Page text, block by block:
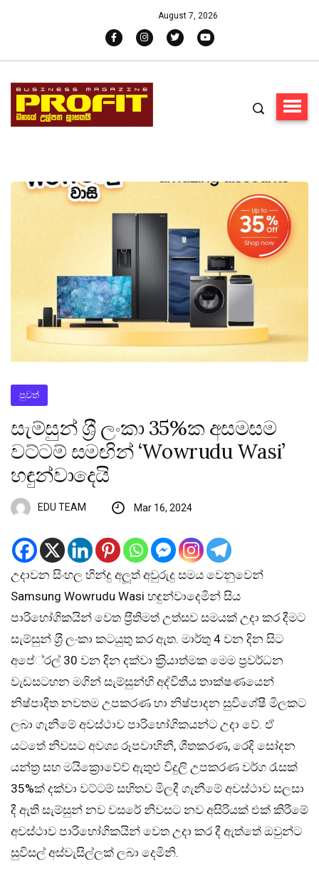
August 7, 2026
පුවත්
සැම්සුන් ශ‍්‍රී ලංකා 35%ක අසමසම
වට්ටම් සමඟින් ‘Wowrudu Wasi’
හඳුන්වාදෙයි
EDU TEAM Mar 16, 2024
උදාවන සිංහල හින්දු අලූත් අවුරුදු සමය වෙනුවෙන්
Samsung Wowrudu Wasi හඳුන්වාදෙමින් සිය
පාරිභෝගිකයින් වෙත ප‍්‍රීතිමත් උත්සව සමයක් උදා කර දීමට
සැම්සුන් ශ‍්‍රී ලංකා කටයුතු කර ඇත. මාර්තු 4 වන දින සිට
අපේ‍්‍රල් 30 වන දින දක්වා ක‍්‍රියාත්මක මෙම ප‍්‍රවර්ධන
වැඩසටහන මගින් සැම්සුන්හි අද්විතීය තාක්ෂණයෙන්
නිෂ්පාදිත නවතම උපකරණ හා නිෂ්පාදන සුවිශේෂී මිලකට
ලබා ගැනීමේ අවස්ථාව පාරිභෝගිකයන්ට උදා වේ. ඒ
යටතේ නිවසට අවශ්‍ය රූපවාහිනී, ශීතකරණ, රෙදි සෝදන
යන්ත‍්‍ර සහ මයික්‍රොවේව් ඇතුළු විදුලි උපකරණ වර්ග රැසක්
35%ක් දක්වා වට්ටම් සහිතව මිලදී ගැනීමේ අවස්ථාව සලසා
දී ඇති සැම්සුන් නව වසරේ නිවසට නව අසිරියක් එක් කිරීමේ
අවස්ථාව පාරිභෝගිකයින් වෙත උදා කර දී ඇත්තේ ඔවුන්ට
සුවිසල් අස්වැසිල්ලක් ලබා දෙමිනි.